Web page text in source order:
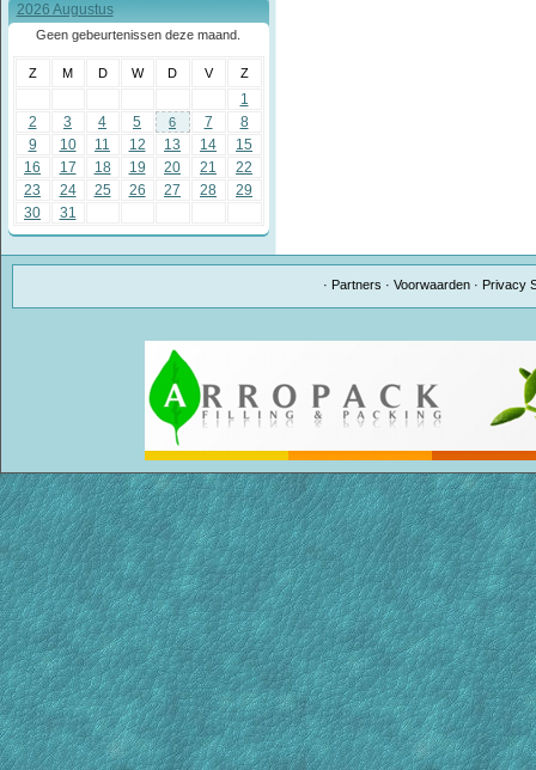
2026 Augustus
Geen gebeurtenissen deze maand.
Z M D W D V Z
1
2
3 4 5 6 7
8
9
10 11 12 13 14
15
16
17 18 19 20 21
22
23
24 25 26 27 28
29
30
31
· Partners ·Voorwaarden · Privacy